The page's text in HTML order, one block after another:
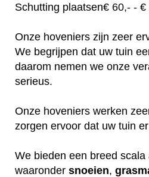
Schutting plaatsen€ 60,- - €
Onze hoveniers zijn zeer
We begrijpen dat uw tuin
daarom nemen we onze
serieus.
Onze hoveniers werken
zorgen ervoor dat uw tuin
We bieden een breed scala
waaronder snoeien,